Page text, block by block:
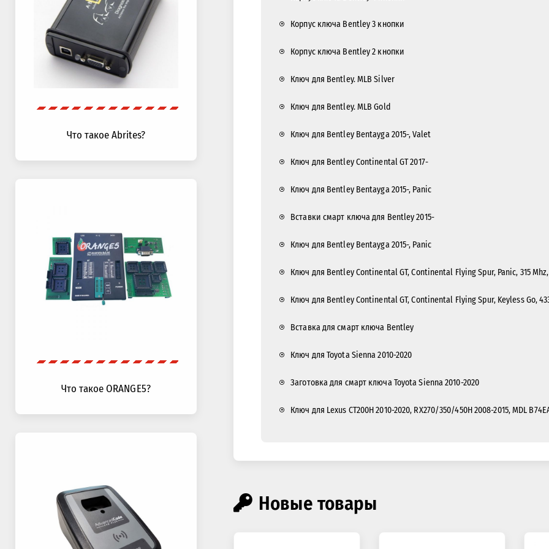
Что такое Abrites?
Что такое ORANGE5?
Корпус ключа Bentley 3 кнопки
Корпус ключа Bentley 2 кнопки
Ключ для Bentley. MLB Silver
Ключ для Bentley. MLB Gold
Ключ для Bentley Bentayga 2015-, Valet
Ключ для Bentley Continental GT 2017-
Ключ для Bentley Bentayga 2015-, Panic
Вставки смарт ключа для Bentley 2015-
Ключ для Bentley Bentayga 2015-, Panic
Ключ для Bentley Continental GT, Continental Flying Spur, Panic, 315 Mhz,
Ключ для Bentley Continental GT, Continental Flying Spur, Keyless Go,
Вставка для смарт ключа Bentley
Ключ для Toyota Sienna 2010-2020
Заготовка для смарт ключа Toyota Sienna 2010-2020
Ключ для Lexus CT200H 2010-2020, RX270/350/450H 2008-2015, MDL
Новые товары